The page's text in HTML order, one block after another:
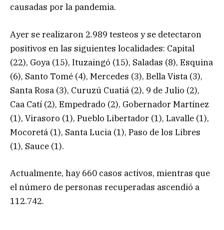
causadas por la pandemia.
Ayer se realizaron 2.989 testeos y se detectaron
positivos en las siguientes localidades: Capital
(22), Goya (15), Ituzaingó (15), Saladas (8), Esquina
(6), Santo Tomé (4), Mercedes (3), Bella Vista (3),
Santa Rosa (3), Curuzú Cuatiá (2), 9 de Julio (2),
Caa Catí (2), Empedrado (2), Gobernador Martínez
(1), Virasoro (1), Pueblo Libertador (1), Lavalle (1),
Mocoretá (1), Santa Lucia (1), Paso de los Libres
(1), Sauce (1).
Actualmente, hay 660 casos activos, mientras que
el número de personas recuperadas ascendió a
112.742.